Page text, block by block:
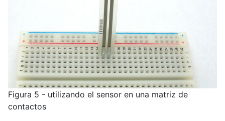
Figura 5 - utilizando el sensor en una matriz de
contactos